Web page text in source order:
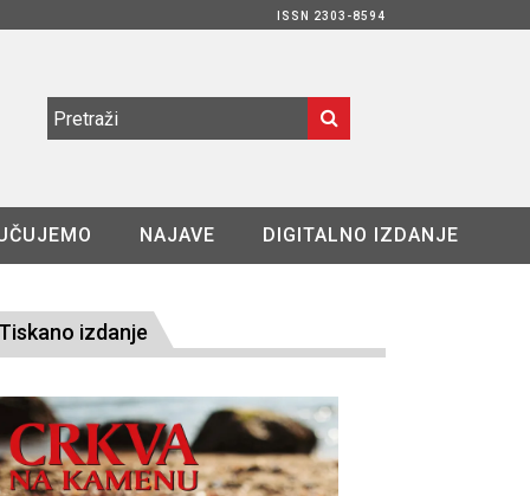
ISSN 2303-8594
NAJAVE DIGITALNO IZDANJE
Tiskano izdanje